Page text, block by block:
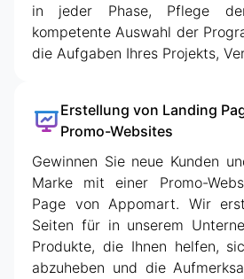
in jeder Phase, Pflege der
kompetente Auswahl der
die Aufgaben Ihres Projekts,
Erstellung von Landing
Promo-Websites
Gewinnen Sie neue Kunden
Marke mit einer Promo-
Page von Appomart. Wir
Seiten für in unserem
Produkte, die Ihnen helfen,
abzuheben und die